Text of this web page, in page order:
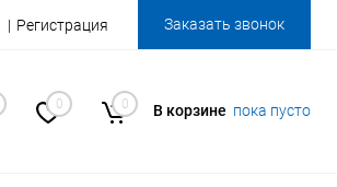
Регистрация Заказать звонок
0 0 В корзине пока пусто